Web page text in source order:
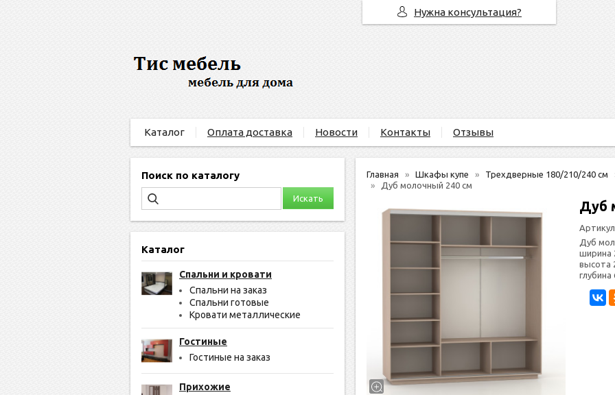
Каталог Оплата доставка Новости Контакты Отзывы
Поиск по каталогу
Каталог
Спальни и кровати
Спальни на заказ
Спальни готовые
Кровати металлические
Гостиные
Гостиные на заказ
Прихожие
Главная Шкафы купе
Трехдверные 180/210/240 см
Дуб молочный 240 см
Дуб
Дуб
ширина
высота
глубина
Нужна консультация?